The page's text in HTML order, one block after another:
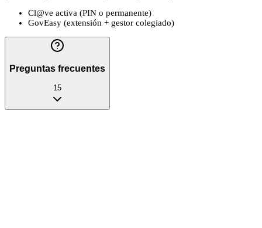
Cl@ve activa (PIN o permanente)
GovEasy (extensión + gestor colegiado)
Preguntas frecuentes
15